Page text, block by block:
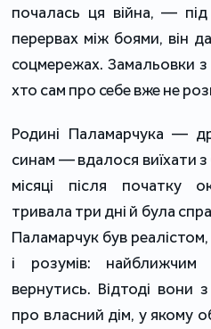
почалась ця війна, — під
перервах між боями, він
соцмережах. Замальовки з
хто сам про себе вже не
Родині Паламарчука —
синам — вдалося виїхати
місяці після початку
тривала три дні й була
Паламарчук був
і розумів:
вернутись. Відтоді вони
про власний дім, у якому